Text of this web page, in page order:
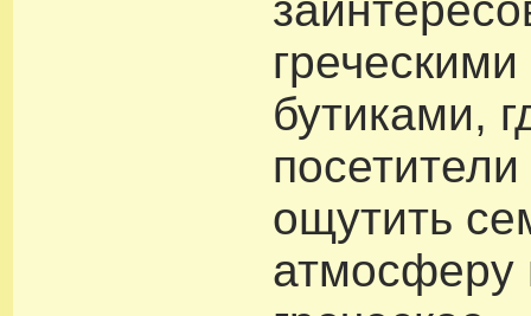
бутиками,
ощутить
атмосферу